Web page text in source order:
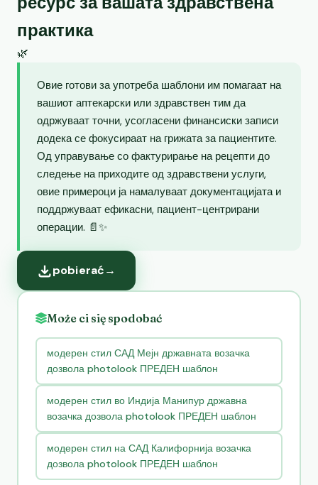
практика
🌿
Овие готови за употреба шаблони им помагаат на
вашиот аптекарски или здравствен тим да
одржуваат точни, усогласени финансиски записи
додека се фокусираат на грижата за пациентите.
Од управување со фактурирање на рецепти до
следење на приходите од здравствени услуги,
овие примероци ја намалуваат документацијата и
поддржуваат ефикасни, пациент-центрирани
операции. 📄✨
pobierać→
Może ci się spodobać
модерен стил САД Мејн државната возачка
дозвола photolook ПРЕДЕН шаблон
модерен стил во Индија Манипур државна
возачка дозвола photolook ПРЕДЕН шаблон
модерен стил на САД Калифорнија возачка
дозвола photolook ПРЕДЕН шаблон